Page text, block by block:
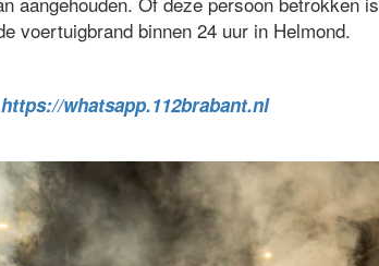
voertuigbrand binnen 24 uur in Helmond.
https://whatsapp.112brabant.nl